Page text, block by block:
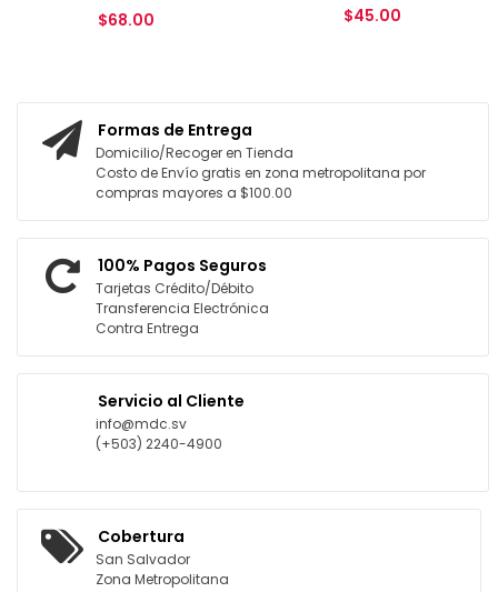
$68.00 $45.00
Formas de Entrega
Domicilio/Recoger en Tienda
Costo de Envío gratis en zona metropolitana por
compras mayores a $100.00
100% Pagos Seguros
Tarjetas Crédito/Débito
Transferencia Electrónica
Contra Entrega
Servicio al Cliente
info@mdc.sv
(+503) 2240-4900
Cobertura
San Salvador
Zona Metropolitana